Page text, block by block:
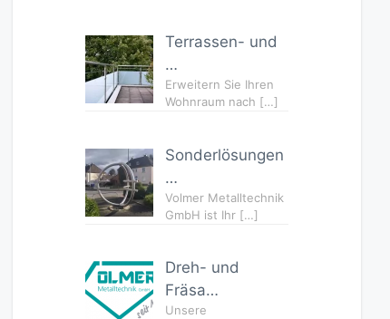
Türen- und Toranlagen
Überdachungen und Vordächer
Terrassen- und
…
Erweitern Sie Ihren
Wohnraum nach […]
Sonderlösungen
…
Volmer Metalltechnik
GmbH ist Ihr […]
Dreh- und
Fräsa…
Unsere